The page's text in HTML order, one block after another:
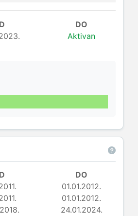
DO
Aktivan
DO
01.01.2012.
01.01.2012.
24.01.2024.